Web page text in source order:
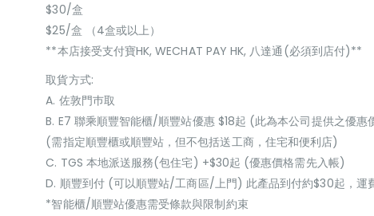
$30/盒
$25/盒 （4盒或以上）
**本店接受支付寶HK, WECHAT PAY HK, 八達通(必須到店付)**
取貨方式:
A. 佐敦門巿取
B. E7 聯乘順豐智能櫃/順豐站優惠 $18起 (此為本公司提供之優惠
(需指定順豐櫃或順豐站，但不包括送工商，住宅和便利店)
C. TGS 本地派送服務(包住宅) +$30起 (優惠價格需先入帳)
D. 順豐到付 (可以順豐站/工商區/上門) 此產品到付約$30起，運
*智能櫃/順豐站優惠需受條款與限制約束